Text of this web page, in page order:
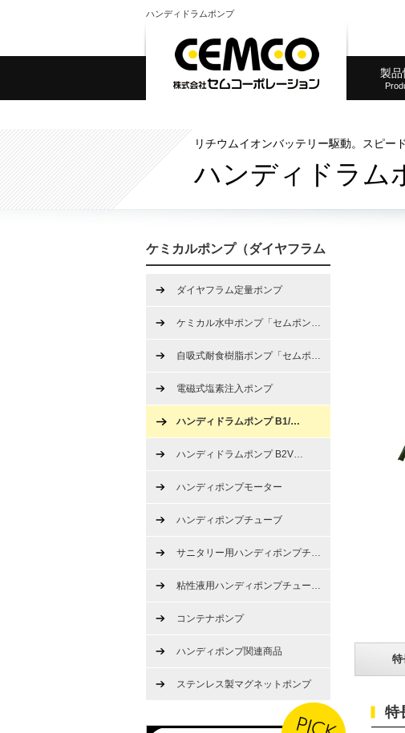
ハンディドラムポンプ
製品
ケミカルポンプ（ダイヤフラム
ダイヤフラム定量ポンプ
ケミカル水中ポンプ「セムポン…
自吸式耐食樹脂ポンプ「セムポ…
電磁式塩素注入ポンプ
ハンディドラムポンプ B1/…
ハンディドラムポンプ B2V…
ハンディポンプモーター
ハンディポンプチューブ
サニタリー用ハンディポンプチ…
粘性液用ハンディポンプチュー…
コンテナポンプ
ハンディポンプ関連商品
ステンレス製マグネットポンプ
リチウムイオンバッテリー駆動。スピー
ハンディドラム
特
特